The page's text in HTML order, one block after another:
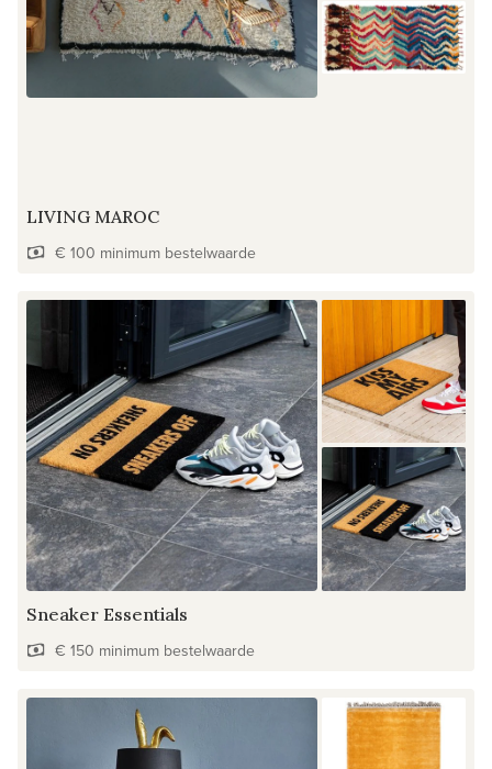
LIVING MAROC
€ 100 minimum bestelwaarde
Sneaker Essentials
€ 150 minimum bestelwaarde